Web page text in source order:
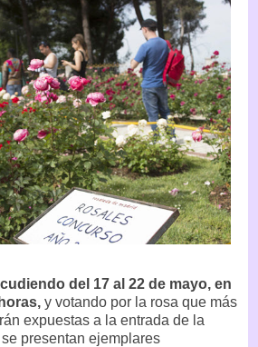
del 17 al 22 de mayo, en
y votando por la rosa que más
expuestas a la entrada de la
presentan ejemplares